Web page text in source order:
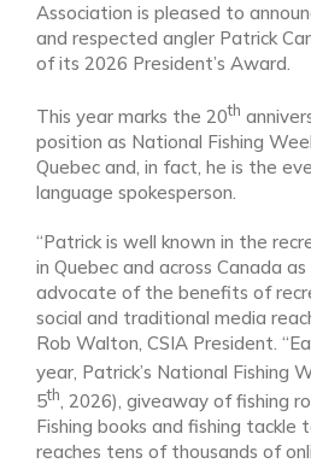
Association is pleased to
and respected angler Patrick
of its 2026 President’s Award.
This year marks the 20th
position as National Fishing
Quebec and, in fact, he is the
language spokesperson.
“Patrick is well known in the
in Quebec and across Canada
advocate of the benefits of
social and traditional media
Rob Walton, CSIA President.
year, Patrick’s National Fishing
5th , 2026), giveaway of fishing
Fishing books and fishing tackle
reaches tens of thousands of